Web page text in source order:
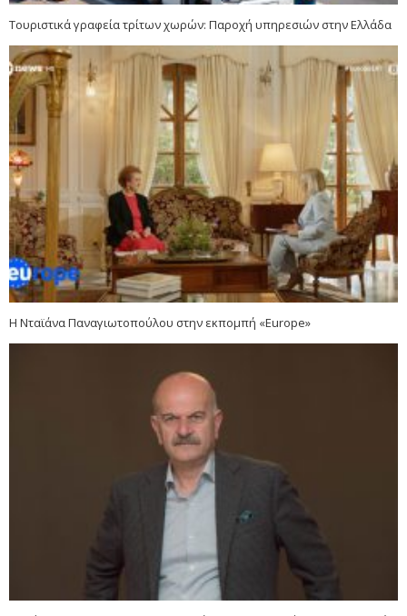
Τουριστικά γραφεία τρίτων χωρών: Παροχή υπηρεσιών στην Ελλάδα
Η Νταϊάνα Παναγιωτοπούλου στην εκπομπή «Europe»